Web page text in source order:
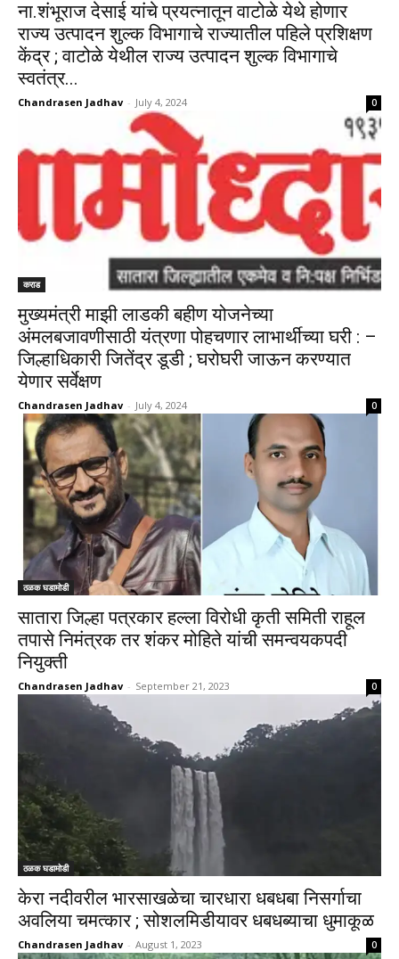
ना.शंभूराज देसाई यांचे प्रयत्नातून वाटोळे येथे होणार
राज्य उत्पादन शुल्क विभागाचे राज्यातील पहिले प्रशिक्षण
केंद्र ; वाटोळे येथील राज्य उत्पादन शुल्क विभागाचे
स्वतंत्र...
Chandrasen Jadhav - July 4, 2024 0
कराड
मुख्यमंत्री माझी लाडकी बहीण योजनेच्या
अंमलबजावणीसाठी यंत्रणा पोहचणार लाभार्थीच्या घरी : –
जिल्हाधिकारी जितेंद्र डूडी ; घरोघरी जाऊन करण्यात
येणार सर्वेक्षण
Chandrasen Jadhav - July 4, 2024 0
ठळक घडामोडी
सातारा जिल्हा पत्रकार हल्ला विरोधी कृती समिती राहूल
तपासे निमंत्रक तर शंकर मोहिते यांची समन्वयकपदी
नियुक्ती
Chandrasen Jadhav - September 21, 2023 0
ठळक घडामोडी
केरा नदीवरील भारसाखळेचा चारधारा धबधबा निसर्गाचा
अवलिया चमत्कार ; सोशलमिडीयावर धबधब्याचा धुमाकूळ
Chandrasen Jadhav - August 1, 2023 0